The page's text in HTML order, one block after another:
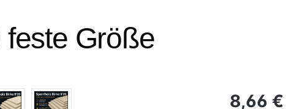
Größe
Regulärer
8,66 €